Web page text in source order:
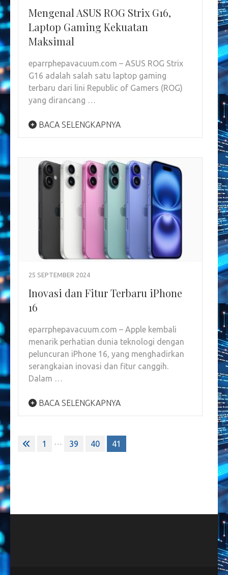
Mengenal ASUS ROG Strix G16,
Laptop Gaming Kekuatan
Maksimal
eparrphepavacuum.com – ASUS ROG Strix
G16 adalah salah satu laptop gaming
terbaru dari lini Republic of Gamers (ROG)
yang dirancang …
BACA SELENGKAPNYA
25 SEPTEMBER 2024
Inovasi dan Fitur Terbaru iPhone
16
eparrphepavacuum.com – Apple kembali
menarik perhatian dunia teknologi dengan
peluncuran iPhone 16, yang menghadirkan
serangkaian inovasi dan fitur canggih.
Dalam …
BACA SELENGKAPNYA
Paginasi
1 39 40 41